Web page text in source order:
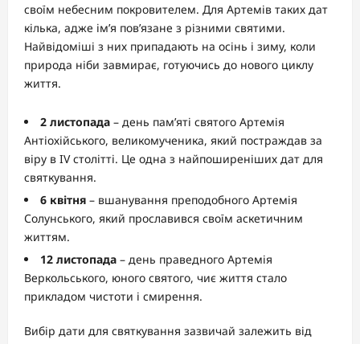
своїм небесним покровителем. Для Артемів таких дат
кілька, адже ім’я пов’язане з різними святими.
Найвідоміші з них припадають на осінь і зиму, коли
природа ніби завмирає, готуючись до нового циклу
життя.
2 листопада – день пам’яті святого Артемія
Антіохійського, великомученика, який постраждав за
віру в IV столітті. Це одна з найпоширеніших дат для
святкування.
6 квітня – вшанування преподобного Артемія
Солунського, який прославився своїм аскетичним
життям.
12 листопада – день праведного Артемія
Веркольського, юного святого, чиє життя стало
прикладом чистоти і смирення.
Вибір дати для святкування зазвичай залежить від